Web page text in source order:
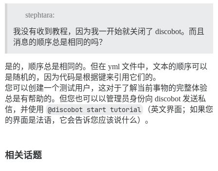
stephtara:
我没有收到教程，因为我一开始就关闭了 discobot。而且
消息的顺序总是相同的吗？
是的，顺序总是相同的。但在 yml 文件中，文本的顺序可以
是随机的，因为代码是根据键来引用它们的。
您可以创建一个测试用户，这对于了解当前事物的完整体验
总是有帮助的。但您也可以以管理员身份向 discobot 发送私
信，并使用
@discobot start tutorial
（英文界面；如果您
的界面是法语，它会告诉您应该说什么）。
相关话题